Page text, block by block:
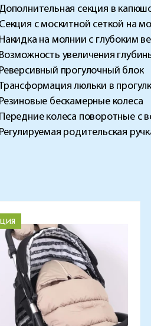
Дополнительная секция в
Секция с москитной сеткой на
Накидка на молнии с глубоким
Возможность увеличения
Реверсивный прогулочный блок
люльки в
Резиновые бескамерные колеса
Передние колеса поворотные с
Регулируемая родительская